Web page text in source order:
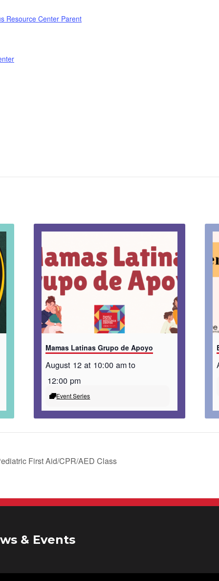
Resource Center Parent
Mamas Latinas Grupo de Apoyo
August 12 at 10:00 amto
12:00 pm
Event Series
First Aid/CPR/AED Class
& Events